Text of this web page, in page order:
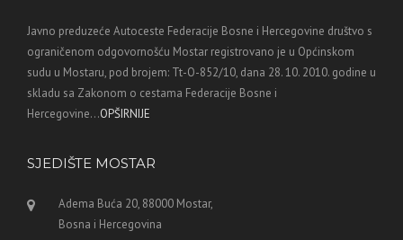
Javno preduzeće Autoceste Federacije Bosne i Hercegovine društvo s
ograničenom odgovornošću Mostar registrovano je u Općinskom
sudu u Mostaru, pod brojem: Tt-O-852/10, dana 28. 10. 2010. godine u
skladu sa Zakonom o cestama Federacije Bosne i
Hercegovine...OPŠIRNIJE
SJEDIŠTE MOSTAR
Adema Buća 20, 88000 Mostar,
Bosna i Hercegovina